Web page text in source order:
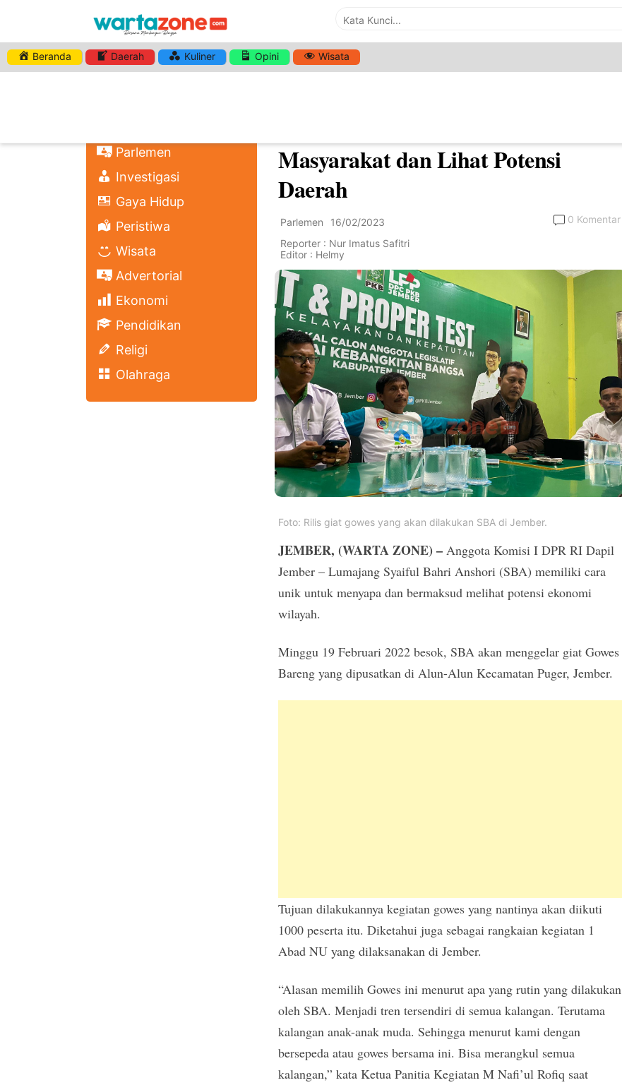
Beranda Daerah Kuliner Opini Wisata
Parlemen
Investigasi
Gaya Hidup
Peristiwa
Wisata
Advertorial
Ekonomi
Pendidikan
Religi
Olahraga
Home > Parlemen
Masyarakat dan Lihat Potensi
Daerah
Parlemen 16/02/2023
0 Komentar
Reporter : Nur Imatus Safitri
Editor : Helmy
Foto: Rilis giat gowes yang akan dilakukan SBA di Jember.
JEMBER, (WARTA ZONE) – Anggota Komisi I DPR RI Dapil
Jember – Lumajang Syaiful Bahri Anshori (SBA) memiliki cara
unik untuk menyapa dan bermaksud melihat potensi ekonomi
wilayah.
Minggu 19 Februari 2022 besok, SBA akan menggelar giat Gowes
Bareng yang dipusatkan di Alun-Alun Kecamatan Puger, Jember.
Tujuan dilakukannya kegiatan gowes yang nantinya akan diikuti
1000 peserta itu. Diketahui juga sebagai rangkaian kegiatan 1
Abad NU yang dilaksanakan di Jember.
“Alasan memilih Gowes ini menurut apa yang rutin yang dilakukan
oleh SBA. Menjadi tren tersendiri di semua kalangan. Terutama
kalangan anak-anak muda. Sehingga menurut kami dengan
bersepeda atau gowes bersama ini. Bisa merangkul semua
kalangan,” kata Ketua Panitia Kegiatan M Nafi’ul Rofiq saat